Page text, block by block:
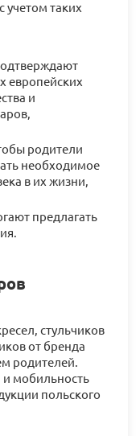
учетом таких
европейских
и
родители
необходимое
в их жизни,
предлагать
стульчиков
от бренда
родителей.
и мобильность
польского